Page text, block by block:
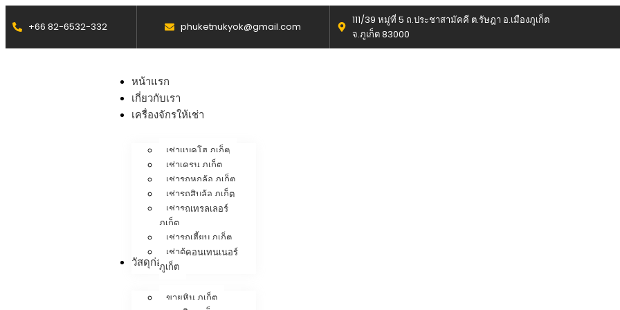
+66 82-6532-332 phuketnukyok@gmail.com
111/39 หมู่ที่ 5 ถ.ประชาสามัคคี ต.รัษฎา อ.เมืองภูเก็ต
จ.ภูเก็ต 83000
หน้าแรก
เกี่ยวกับเรา
เครื่องจักรให้เช่า
เช่าแบคโฮ ภูเก็ต
เช่าเครน ภูเก็ต
เช่ารถหกล้อ ภูเก็ต
เช่ารถสิบล้อ ภูเก็ต
เช่ารถเทรลเลอร์
ภูเก็ต
เช่ารถเฮี้ยบ ภูเก็ต
เช่าตู้คอนเทนเนอร์
ภูเก็ต
วัสดุก่อสร้าง
ขายหิน ภูเก็ต